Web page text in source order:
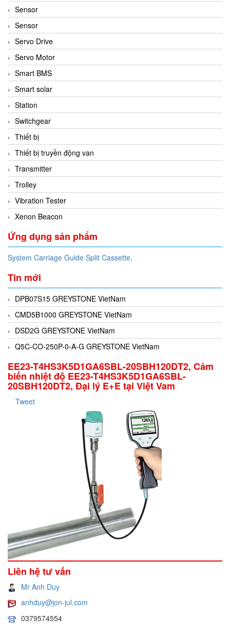
Sensor
Sensor
Servo Drive
Servo Motor
Smart BMS
Smart solar
Station
Switchgear
Thiết bị
Thiết bị truyền động van
Transmitter
Trolley
Vibration Tester
Xenon Beacon
Ứng dụng sản phẩm
System Carriage Guide Split Cassette,
Tin mới
DPB07S15 GREYSTONE VietNam
CMD5B1000 GREYSTONE VietNam
DSD2G GREYSTONE VietNam
Q5C-CO-250P-0-A-G GREYSTONE VietNam
EE23-T4HS3K5D1GA6SBL-20SBH120DT2, Cảm
biến nhiệt độ EE23-T4HS3K5D1GA6SBL-
20SBH120DT2, Đại lý E+E tại Việt Vam
Tweet
Liên hệ tư vấn
Mr Anh Duy
anhduy@jon-jul.com
0379574554